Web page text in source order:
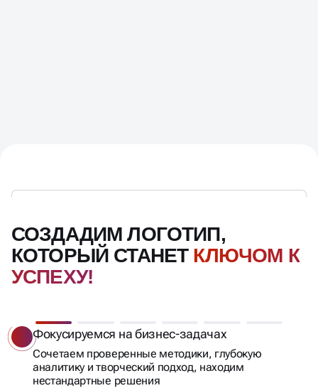
СОЗДАДИМ ЛОГОТИП,
КОТОРЫЙ СТАНЕТ КЛЮЧОМ К
УСПЕХУ!
Фокусируемся на бизнес-задачах
Сочетаем проверенные методики, глубокую
аналитику и творческий подход, находим
нестандартные решения